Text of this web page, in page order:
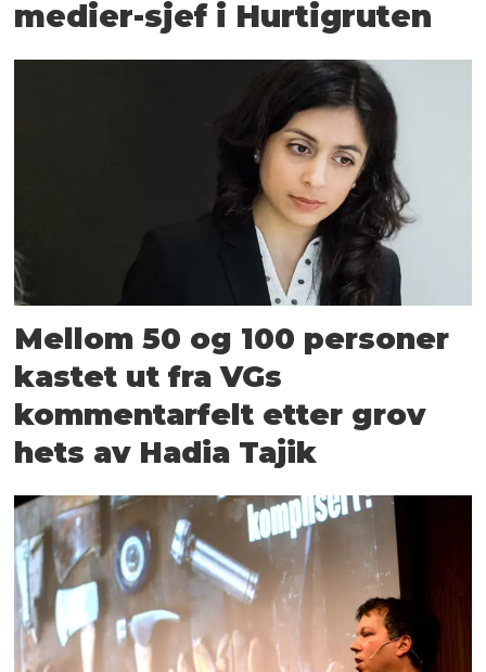
medier-sjef i Hurtigruten
Mellom 50 og 100 personer
kastet ut fra VGs
kommentarfelt etter grov
hets av Hadia Tajik